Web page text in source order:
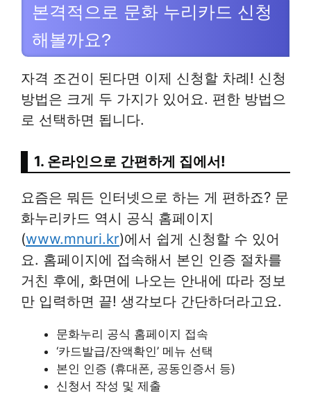
본격적으로 문화 누리카드 신청
해볼까요?
자격 조건이 된다면 이제 신청할 차례! 신청
방법은 크게 두 가지가 있어요. 편한 방법으
로 선택하면 됩니다.
1. 온라인으로 간편하게 집에서!
요즘은 뭐든 인터넷으로 하는 게 편하죠? 문
화누리카드 역시 공식 홈페이지
(www.mnuri.kr)에서 쉽게 신청할 수 있어
요. 홈페이지에 접속해서 본인 인증 절차를
거친 후에, 화면에 나오는 안내에 따라 정보
만 입력하면 끝! 생각보다 간단하더라고요.
문화누리 공식 홈페이지 접속
‘카드발급/잔액확인’ 메뉴 선택
본인 인증 (휴대폰, 공동인증서 등)
신청서 작성 및 제출